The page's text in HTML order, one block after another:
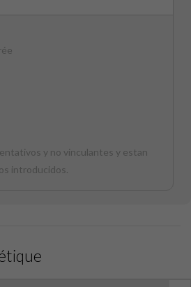
y no vinculantes y estan
introducidos.